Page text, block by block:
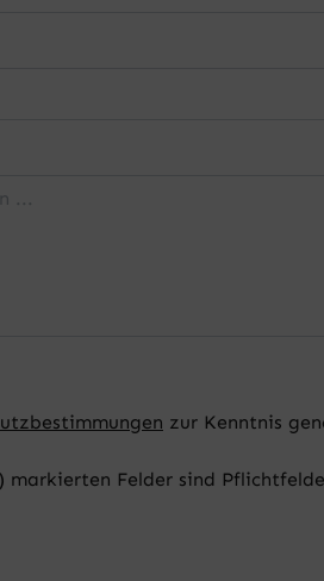
zur Kenntnis
markierten Felder sind